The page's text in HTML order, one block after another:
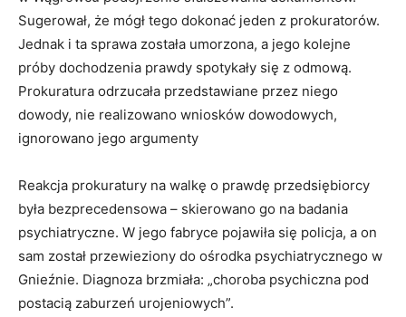
Sugerował, że mógł tego dokonać jeden z prokuratorów.
Jednak i ta sprawa została umorzona, a jego kolejne
próby dochodzenia prawdy spotykały się z odmową.
Prokuratura odrzucała przedstawiane przez niego
dowody, nie realizowano wniosków dowodowych,
ignorowano jego argumenty
Reakcja prokuratury na walkę o prawdę przedsiębiorcy
była bezprecedensowa – skierowano go na badania
psychiatryczne. W jego fabryce pojawiła się policja, a on
sam został przewieziony do ośrodka psychiatrycznego w
Gnieźnie. Diagnoza brzmiała: „choroba psychiczna pod
postacią zaburzeń urojeniowych”.